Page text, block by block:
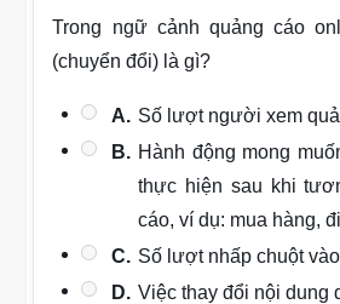
Trong ngữ cảnh quảng cáo
(chuyển đổi) là gì?
A. Số lượt người xem
B. Hành động mong
thực hiện sau khi
cáo, ví dụ: mua hàng,
C. Số lượt nhấp chuột
D. Việc thay đổi nội dung